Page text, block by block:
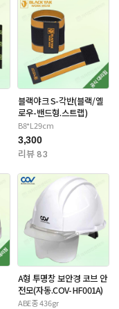
블랙야크 S-각반(블랙/옐
로우-밴드형.스트랩)
B8*L29cm
3,300
리뷰 83
A형 투명창 보안경 코브 안
전모(자동.COV-HF001A)
ABE종 436gr